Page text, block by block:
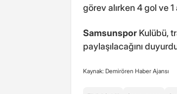
görev alırken 4 gol ve
Samsunspor Kulübü,
paylaşılacağını
Kaynak: Demirören Haber Ajansı